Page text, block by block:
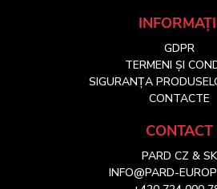
GDPR
TERMENI ȘI
SIGURANȚA
CONTACTE
CONTACT
PARD CZ & SK
INFO@PARD-